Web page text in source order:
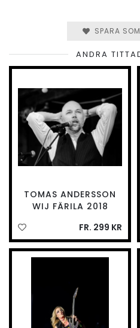
SPARA
ANDRA
TOMAS ANDERSSON
WIJ FÄRILA 2018
FR. 299 KR